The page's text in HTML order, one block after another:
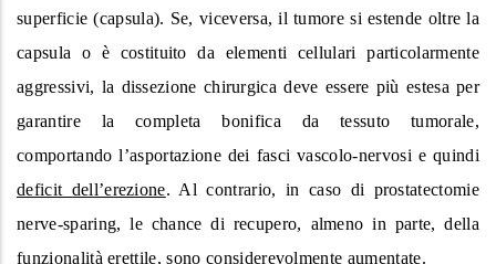
superficie (capsula). Se, viceversa, il tumore si estende oltre la
capsula o è costituito da elementi cellulari particolarmente
aggressivi, la dissezione chirurgica deve essere più estesa per
garantire la completa bonifica da tessuto tumorale,
comportando l’asportazione dei fasci vascolo-nervosi e quindi
deficit dell’erezione. Al contrario, in caso di prostatectomie
nerve-sparing, le chance di recupero, almeno in parte, della
funzionalità erettile, sono considerevolmente aumentate.